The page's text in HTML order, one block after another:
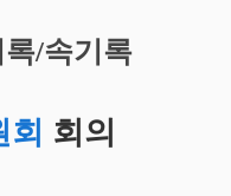
/속기록
회의